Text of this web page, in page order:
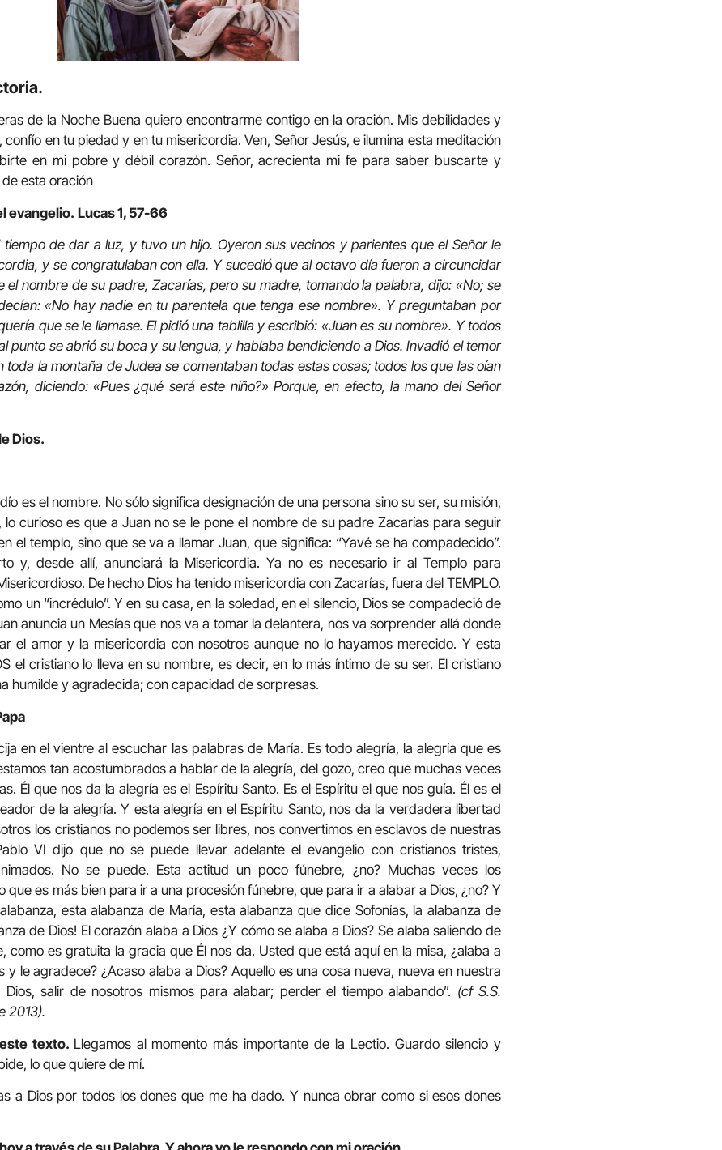
de la Noche Buena quiero encontrarme contigo en la oración. Mis debilidades y
en tu piedad y en tu misericordia. Ven, Señor Jesús, e ilumina esta meditación
en mi pobre y débil corazón. Señor, acrecienta mi fe para saber buscarte y
esta oración
evangelio. Lucas 1, 57-66
de dar a luz, y tuvo un hijo. Oyeron sus vecinos y parientes que el Señor le
y se congratulaban con ella. Y sucedió que al octavo día fueron a circuncidar
el nombre de su padre, Zacarías, pero su madre, tomando la palabra, dijo: «No; se
«No hay nadie en tu parentela que tenga ese nombre». Y preguntaban por
que se le llamase. El pidió una tablilla y escribió: «Juan es su nombre». Y todos
punto se abrió su boca y su lengua, y hablaba bendiciendo a Dios. Invadió el temor
toda la montaña de Judea se comentaban todas estas cosas; todos los que las oían
diciendo: «Pues ¿qué será este niño?» Porque, en efecto, la mano del Señor
Dios.
es el nombre. No sólo significa designación de una persona sino su ser, su misión,
lo curioso es que a Juan no se le pone el nombre de su padre Zacarías para seguir
el templo, sino que se va a llamar Juan, que significa: “Yavé se ha compadecido”.
y, desde allí, anunciará la Misericordia. Ya no es necesario ir al Templo para
De hecho Dios ha tenido misericordia con Zacarías, fuera del TEMPLO.
un “incrédulo”. Y en su casa, en la soledad, en el silencio, Dios se compadeció de
anuncia un Mesías que nos va a tomar la delantera, nos va sorprender allá donde
el amor y la misericordia con nosotros aunque no lo hayamos merecido. Y esta
el cristiano lo lleva en su nombre, es decir, en lo más íntimo de su ser. El cristiano
humilde y agradecida; con capacidad de sorpresas.
en el vientre al escuchar las palabras de María. Es todo alegría, la alegría que es
tan acostumbrados a hablar de la alegría, del gozo, creo que muchas veces
Él que nos da la alegría es el Espíritu Santo. Es el Espíritu el que nos guía. Él es el
de la alegría. Y esta alegría en el Espíritu Santo, nos da la verdadera libertad
los cristianos no podemos ser libres, nos convertimos en esclavos de nuestras
VI dijo que no se puede llevar adelante el evangelio con cristianos tristes,
No se puede. Esta actitud un poco fúnebre, ¿no? Muchas veces los
que es más bien para ir a una procesión fúnebre, que para ir a alabar a Dios, ¿no? Y
esta alabanza de María, esta alabanza que dice Sofonías, la alabanza de
de Dios! El corazón alaba a Dios ¿Y cómo se alaba a Dios? Se alaba saliendo de
como es gratuita la gracia que Él nos da. Usted que está aquí en la misa, ¿alaba a
y le agradece? ¿Acaso alaba a Dios? Aquello es una cosa nueva, nueva en nuestra
salir de nosotros mismos para alabar; perder el tiempo alabando”. (cf S.S.
2013).
texto. Llegamos al momento más importante de la Lectio. Guardo silencio y
lo que quiere de mí.
a Dios por todos los dones que me ha dado. Y nunca obrar como si esos dones